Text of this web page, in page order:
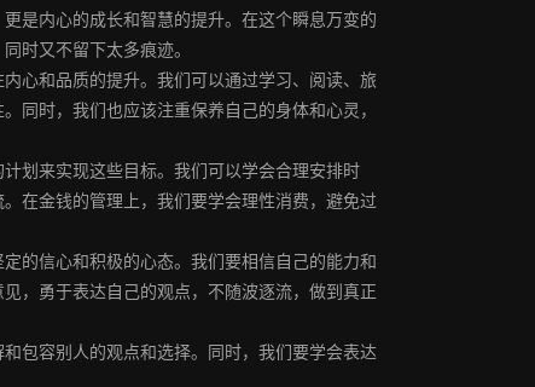
是内心的成长和智慧的提升。在这个瞬息万变的
时又不留下太多痕迹。
心和品质的提升。我们可以通过学习、阅读、旅
同时，我们也应该注重保养自己的身体和心灵，
划来实现这些目标。我们可以学会合理安排时
在金钱的管理上，我们要学会理性消费，避免过
的信心和积极的心态。我们要相信自己的能力和
，勇于表达自己的观点，不随波逐流，做到真正
包容别人的观点和选择。同时，我们要学会表达